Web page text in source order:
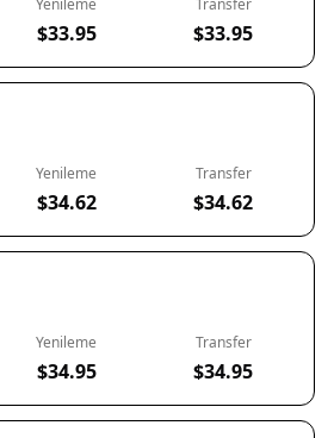
Yenileme
$33.95
Transfer
$33.95
Yenileme
$34.62
Transfer
$34.62
Yenileme
$34.95
Transfer
$34.95